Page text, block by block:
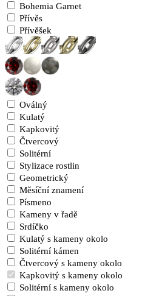
Bohemia Garnet
Přívěs
Přívěšek
Oválný
Kulatý
Kapkovitý
Čtvercový
Solitérní
Stylizace rostlin
Geometrický
Měsíční znamení
Písmeno
Kameny v řadě
Srdíčko
Kulatý s kameny okolo
Solitérní kámen
Čtvercový s kameny okolo
Kapkovitý s kameny okolo
Solitérní s kameny okolo